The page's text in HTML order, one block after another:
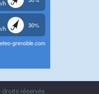
droits réservés